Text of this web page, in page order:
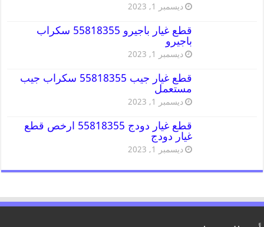
ديسمبر 1, 2023
قطع غيار باجيرو 55818355 سكراب
باجيرو
ديسمبر 1, 2023
قطع غيار جيب 55818355 سكراب جيب
مستعمل
ديسمبر 1, 2023
قطع غيار دودج 55818355 ارخص قطع
غيار دودج
ديسمبر 1, 2023